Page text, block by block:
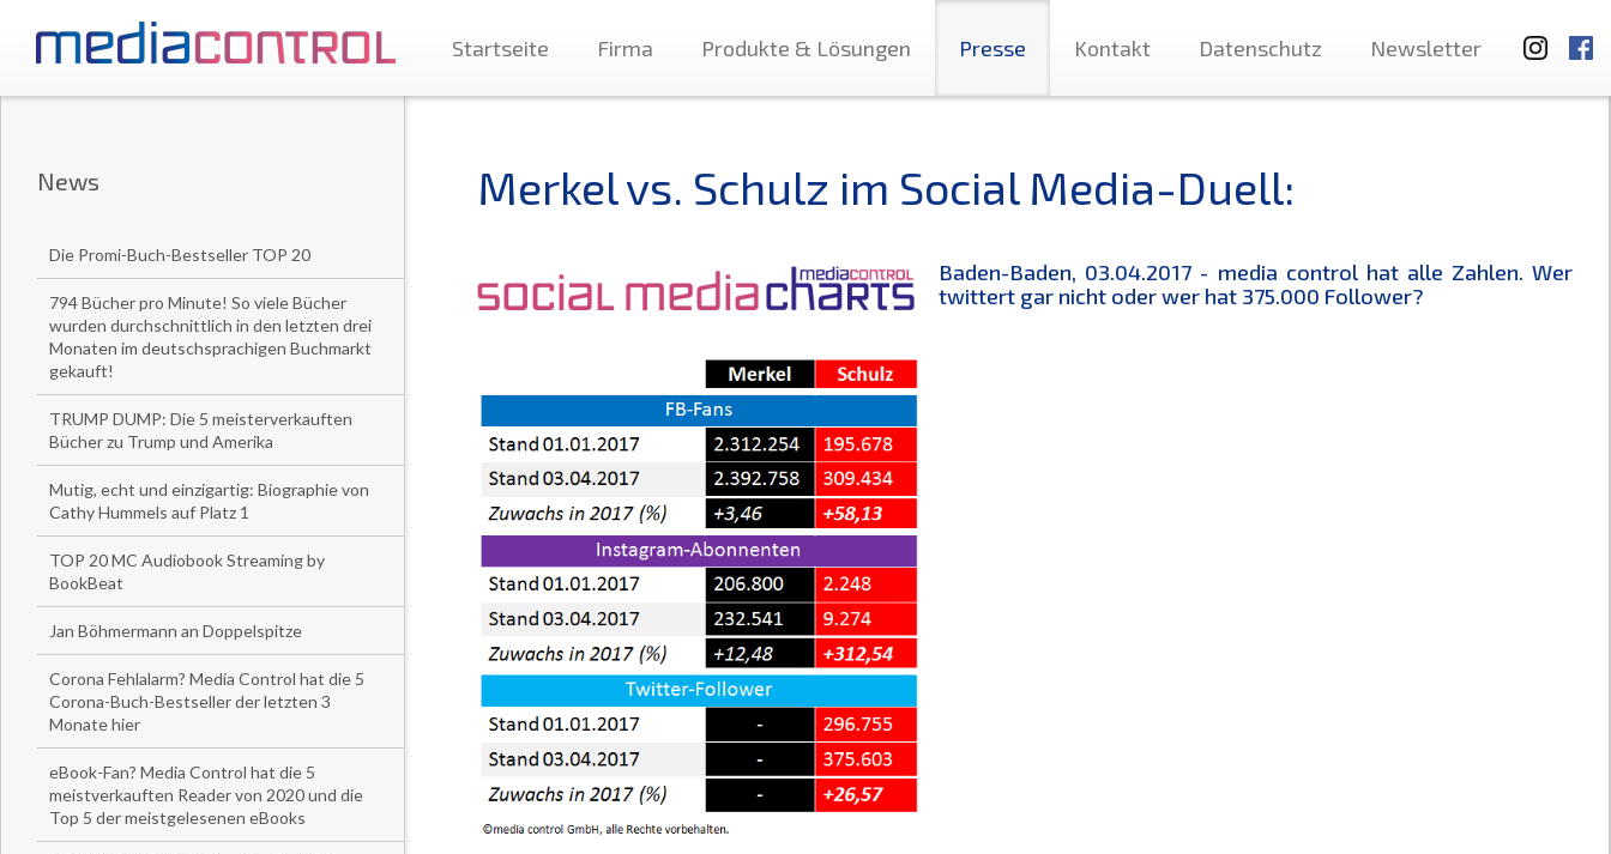
Startseite Firma Produkte & Lösungen Presse Kontakt Datenschutz Newsletter
News
Die Promi-Buch-Bestseller TOP 20
794 Bücher pro Minute! So viele Bücher
wurden durchschnittlich in den letzten drei
Monaten im deutschsprachigen Buchmarkt
gekauft!
TRUMP DUMP: Die 5 meisterverkauften
Bücher zu Trump und Amerika
Mutig, echt und einzigartig: Biographie von
Cathy Hummels auf Platz 1
TOP 20 MC Audiobook Streaming by
BookBeat
Jan Böhmermann an Doppelspitze
Corona Fehlalarm? Media Control hat die 5
Corona-Buch-Bestseller der letzten 3
Monate hier
eBook-Fan? Media Control hat die 5
meistverkauften Reader von 2020 und die
Top 5 der meistgelesenen eBooks
Merkel vs. Schulz im Social Media-Duell:
Baden-Baden, 03.04.2017 - media control hat alle Zahlen. Wer
twittert gar nicht oder wer hat 375.000 Follower?